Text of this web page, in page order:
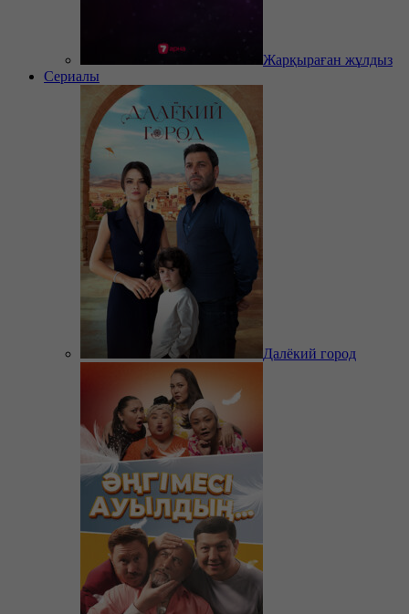
Жарқыраған жұлдыз
Сериалы
Далёкий город